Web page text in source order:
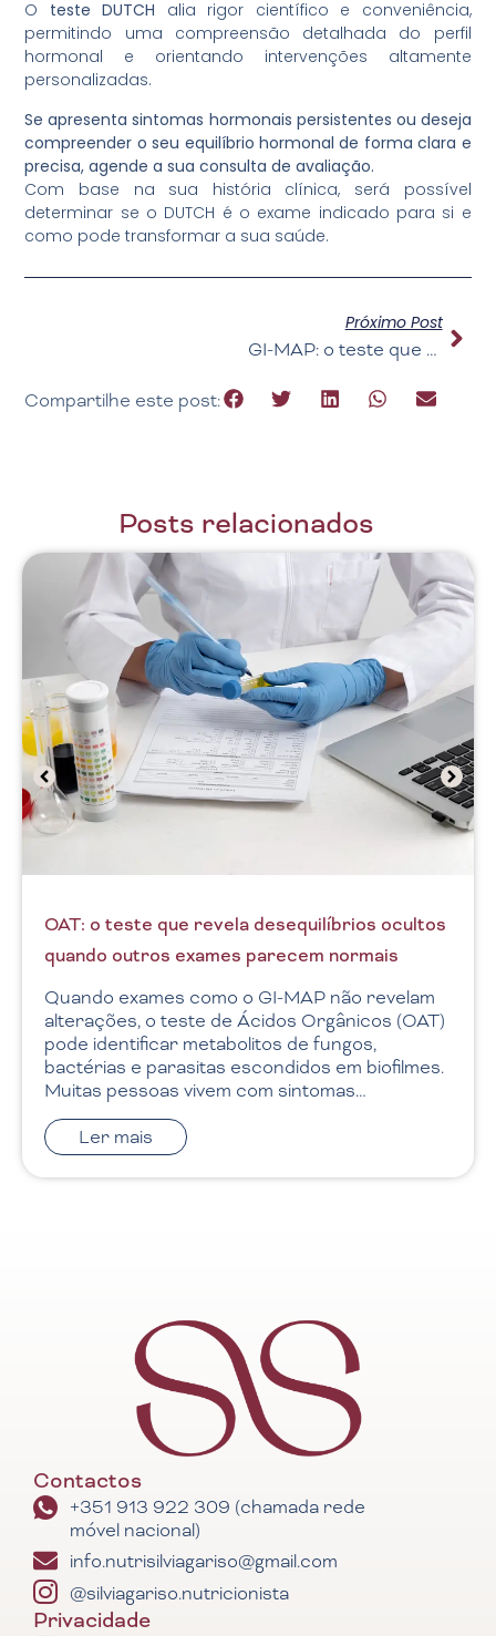
O teste DUTCH alia rigor científico e conveniência,
permitindo uma compreensão detalhada do perfil
hormonal e orientando intervenções altamente
personalizadas.
Se apresenta sintomas hormonais persistentes ou deseja
compreender o seu equilíbrio hormonal de forma clara e
precisa, agende a sua consulta de avaliação.
Com base na sua história clínica, será possível
determinar se o DUTCH é o exame indicado para si e
como pode transformar a sua saúde.
Próximo Post
GI-MAP: o teste que revela o que os exames convencionais não mostram
Compartilhe este post:
Posts relacionados
Saiba como o GI-MAP identifica disbiose,
patógenos e inflamação intestinal que exames
detetar. Inchaço, gases, refluxo, dor abdominal,
obstipação ou diarreia podem ser sinais de…
Ler mais
Contactos
+351 913 922 309 (chamada rede
móvel nacional)
info.nutrisilviagariso@gmail.com
@silviagariso.nutricionista
Privacidade